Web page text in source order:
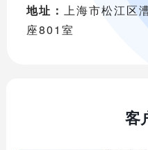
地址： 上海市松江区
座801室
客